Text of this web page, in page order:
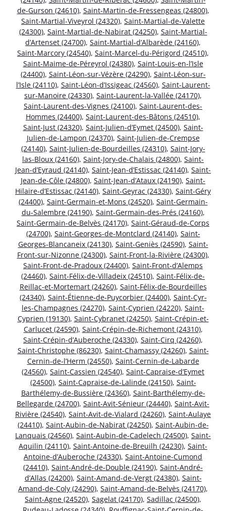
de-Gurson (24610), Saint-Martin-de-Fressengeas (24800),
Saint-Martial-Viveyrol (24320), Saint-Martial-de-Valette
(24300), Saint-Martial-de-Nabirat (24250), Saint-Martial-
d’Artenset (24700), Saint-Martial-d’Albarède (24160),
Saint-Marcory (24540), Saint-Marcel-du-Périgord (24510),
Saint-Maime-de-Péreyrol (24380), Saint-Louis-en-l’Isle
(24400), Saint-Léon-sur-Vézère (24290), Saint-Léon-sur-
l’Isle (24110), Saint-Léon-d’Issigeac (24560), Saint-Laurent-
sur-Manoire (24330), Saint-Laurent-la-Vallée (24170),
Saint-Laurent-des-Vignes (24100), Saint-Laurent-des-
Hommes (24400), Saint-Laurent-des-Bâtons (24510),
Saint-Just (24320), Saint-Julien-d’Eymet (24500), Saint-
Julien-de-Lampon (24370), Saint-Julien-de-Crempse
(24140), Saint-Julien-de-Bourdeilles (24310), Saint-Jory-
las-Bloux (24160), Saint-Jory-de-Chalais (24800), Saint-
Jean-d’Eyraud (24140), Saint-Jean-d’Estissac (24140), Saint-
Jean-de-Côle (24800), Saint-Jean-d’Ataux (24190), Saint-
Hilaire-d’Estissac (24140), Saint-Geyrac (24330), Saint-Géry
(24400), Saint-Germain-et-Mons (24520), Saint-Germain-
du-Salembre (24190), Saint-Germain-des-Prés (24160),
Saint-Germain-de-Belvès (24170), Saint-Géraud-de-Corps
(24700), Saint-Georges-de-Montclard (24140), Saint-
Georges-Blancaneix (24130), Saint-Geniès (24590), Saint-
Front-sur-Nizonne (24300), Saint-Front-la-Rivière (24300),
Saint-Front-de-Pradoux (24400), Saint-Front-d’Alemps
(24460), Saint-Félix-de-Villadeix (24510), Saint-Félix-de-
Reillac-et-Mortemart (24260), Saint-Félix-de-Bourdeilles
(24340), Saint-Étienne-de-Puycorbier (24400), Saint-Cyr-
les-Champagnes (24270), Saint-Cyprien (24220), Saint-
Cyprien (19130), Saint-Cybranet (24250), Saint-Crépin-et-
Carlucet (24590), Saint-Crépin-de-Richemont (24310),
Saint-Crépin-d’Auberoche (24330), Saint-Cirq (24260),
Saint-Christophe (86230), Saint-Chamassy (24260), Saint-
Cernin-de-l’Herm (24550), Saint-Cernin-de-Labarde
(24560), Saint-Cassien (24540), Saint-Capraise-d’Eymet
(24500), Saint-Capraise-de-Lalinde (24150), Saint-
Barthélemy-de-Bussière (24360), Saint-Barthélemy-de-
Bellegarde (24700), Saint-Avit-Sénieur (24440), Saint-Avit-
Rivière (24540), Saint-Avit-de-Vialard (24260), Saint-Aulaye
(24410), Saint-Aubin-de-Nabirat (24250), Saint-Aubin-de-
Lanquais (24560), Saint-Aubin-de-Cadelech (24500), Saint-
Aquilin (24110), Saint-Antoine-de-Breuilh (24230), Saint-
Antoine-d’Auberoche (24330), Saint-Antoine-Cumond
(24410), Saint-André-de-Double (24190), Saint-André-
d’Allas (24200), Saint-Amand-de-Vergt (24380), Saint-
Amand-de-Coly (24290), Saint-Amand-de-Belvès (24170),
Saint-Agne (24520), Sagelat (24170), Sadillac (24500),